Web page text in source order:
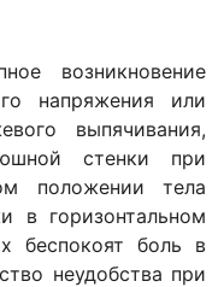
возникновение
напряжения или
выпячивания,
стенки при
положении тела
в горизонтальном
беспокоят боль в
неудобства при